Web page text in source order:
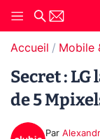
Accueil Mobile
Secret :
de 5
Par